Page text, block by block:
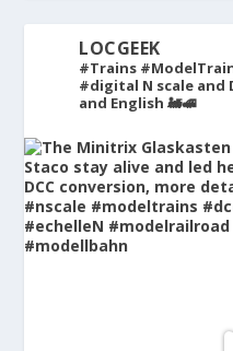
LOCGEEK
#Trains
#digital N scale and
and English 🚂🚅